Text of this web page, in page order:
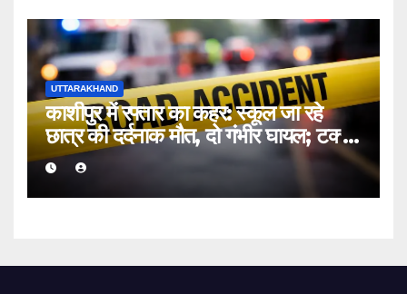
UTTARAKHAND
काशीपुर में रफ्तार का कहर: स्कूल जा रहे
छात्र की दर्दनाक मौत, दो गंभीर घायल; टक्कर
मारकर चालक फरार